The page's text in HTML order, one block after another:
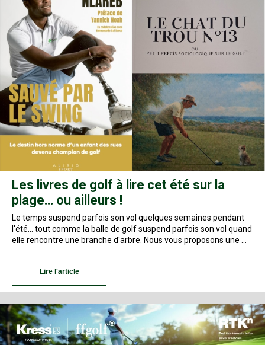
Les livres de golf à lire cet été sur la
plage… ou ailleurs !
Le temps suspend parfois son vol quelques semaines pendant
l'été... tout comme la balle de golf suspend parfois son vol quand
elle rencontre une branche d'arbre. Nous vous proposons une …
Lire l'article